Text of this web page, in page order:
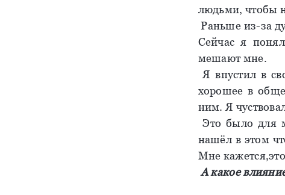
людьми, чтобы
Раньше из-за
Сейчас я
мешают мне.
Я впустил в
хорошее в
ним. Я
Это было для
нашёл в этом
Мне
А какое